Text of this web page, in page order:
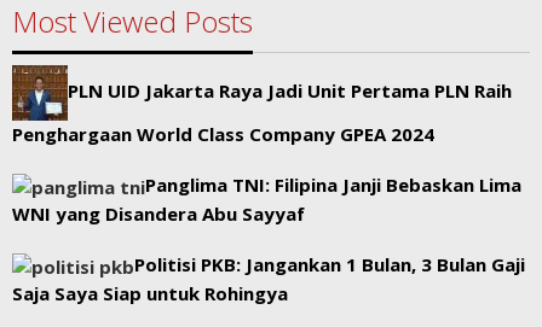
Most Viewed Posts
PLN UID Jakarta Raya Jadi Unit Pertama PLN Raih
Penghargaan World Class Company GPEA 2024
Panglima TNI: Filipina Janji Bebaskan Lima
WNI yang Disandera Abu Sayyaf
Politisi PKB: Jangankan 1 Bulan, 3 Bulan Gaji
Saja Saya Siap untuk Rohingya